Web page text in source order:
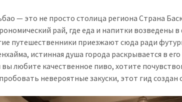
— это не просто столица региона Страна
рай, где еда и напитки возведены в
путешественники приезжают сюда ради
истинная душа города раскрывается в
вы любите качественное пиво, хотите
невероятные закуски, этот гид создан